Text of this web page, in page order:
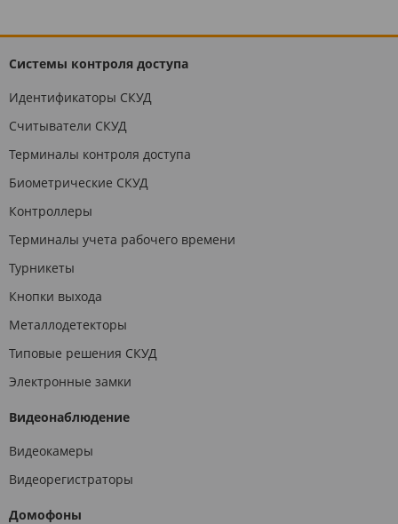
Системы контроля доступа
Идентификаторы СКУД
Считыватели СКУД
Терминалы контроля доступа
Биометрические СКУД
Контроллеры
Терминалы учета рабочего времени
Турникеты
Кнопки выхода
Металлодетекторы
Типовые решения СКУД
Электронные замки
Видеонаблюдение
Видеокамеры
Видеорегистраторы
Домофоны